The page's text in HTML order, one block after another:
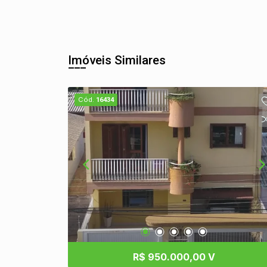
Imóveis Similares
Cód. 16434
R$ 950.000,00 V